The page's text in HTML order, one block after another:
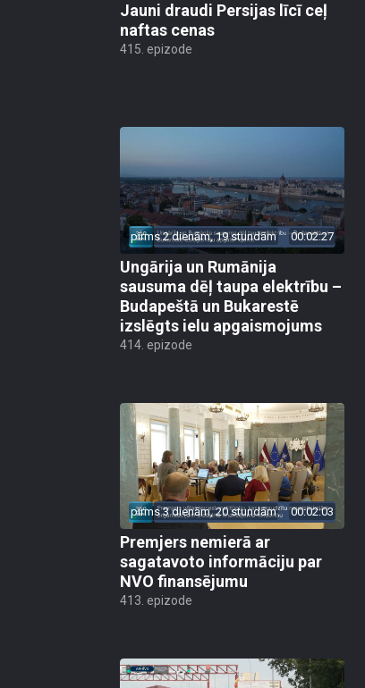
Jauni draudi Persijas līcī ceļ
naftas cenas
415. epizode
pirms 2 dienām, 19 stundām 00:02:27
Ungārija un Rumānija
sausuma dēļ taupa elektrību –
Budapeštā un Bukarestē
izslēgts ielu apgaismojums
414. epizode
pirms 3 dienām, 20 stundām 00:02:03
Premjers nemierā ar
sagatavoto informāciju par
NVO finansējumu
413. epizode